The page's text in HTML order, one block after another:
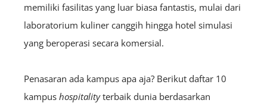
memiliki fasilitas yang luar biasa fantastis, mulai dari
laboratorium kuliner canggih hingga hotel simulasi
yang beroperasi secara komersial.
Penasaran ada kampus apa aja? Berikut daftar 10
kampus hospitalityterbaik dunia berdasarkan